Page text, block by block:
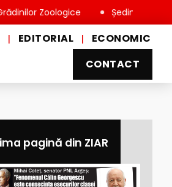
Ședință extraordinară
| EDITORIAL |
ECONOMIC
CONTACT
pagină din ZIAR